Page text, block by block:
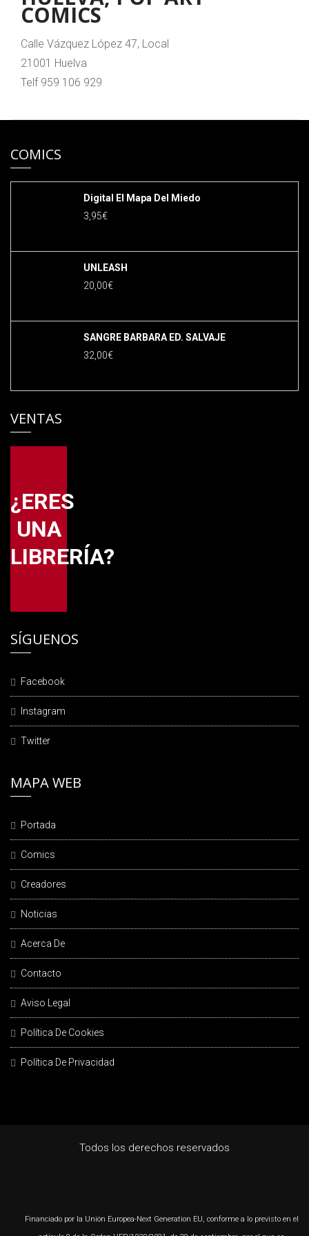
COMICS
Calle Vázquez López 47, Local
21001 Huelva
Telf 959 106 929
COMICS
Digital El Mapa Del Miedo
3,95€
UNLEASH
20,00€
SANGRE BARBARA ED. SALVAJE
32,00€
VENTAS
¿ERES
UNA
LIBRERÍA?
SÍGUENOS
Facebook
Instagram
Twitter
MAPA WEB
Portada
Comics
Creadores
Noticias
Acerca De
Contacto
Aviso Legal
Política De Cookies
Política De Privacidad
Todos los derechos reservados
Financiado por la Unión Europea-Next Generation EU, conforme a lo previsto en el